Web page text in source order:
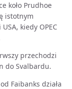
koło Prudhoe
istotnym
kiedy OPEC
przechodzi
do Svalbardu.
Faibanks działa